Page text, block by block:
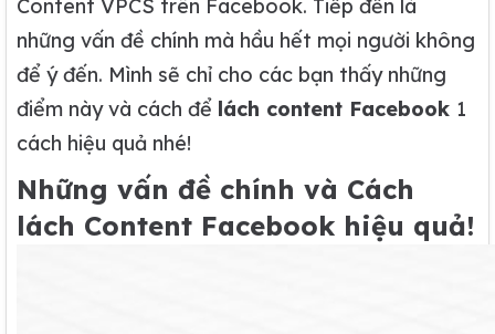
Content VPCS trên Facebook. Tiếp đến là
những vấn đề chính mà hầu hết mọi người không
để ý đến. Mình sẽ chỉ cho các bạn thấy những
điểm này và cách để lách content Facebook 1
cách hiệu quả nhé!
Những vấn đề chính và Cách
lách Content Facebook hiệu quả!